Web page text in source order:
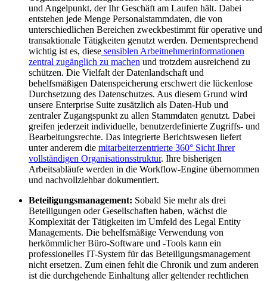
und Angelpunkt, der Ihr Geschäft am Laufen hält. Dabei
entstehen jede Menge Personalstammdaten, die von
unterschiedlichen Bereichen zweckbestimmt für operative und
transaktionale Tätigkeiten genutzt werden. Dementsprechend
wichtig ist es, diese sensiblen Arbeitnehmerinformationen
zentral zugänglich zu machen und trotzdem ausreichend zu
schützen. Die Vielfalt der Datenlandschaft und
behelfsmäßigen Datenspeicherung erschwert die lückenlose
Durchsetzung des Datenschutzes. Aus diesem Grund wird
unsere Enterprise Suite zusätzlich als Daten-Hub und
zentraler Zugangspunkt zu allen Stammdaten genutzt. Dabei
greifen jederzeit individuelle, benutzerdefinierte Zugriffs- und
Bearbeitungsrechte. Das integrierte Berichtswesen liefert
unter anderem die mitarbeiterzentrierte 360° Sicht Ihrer
vollständigen Organisationsstruktur. Ihre bisherigen
Arbeitsabläufe werden in die Workflow-Engine übernommen
und nachvollziehbar dokumentiert.
Beteiligungsmanagement: Sobald Sie mehr als drei
Beteiligungen oder Gesellschaften haben, wächst die
Komplexität der Tätigkeiten im Umfeld des Legal Entity
Managements. Die behelfsmäßige Verwendung von
herkömmlicher Büro-Software und -Tools kann ein
professionelles IT-System für das Beteiligungsmanagement
nicht ersetzen. Zum einen fehlt die Chronik und zum anderen
ist die durchgehende Einhaltung aller geltender rechtlichen